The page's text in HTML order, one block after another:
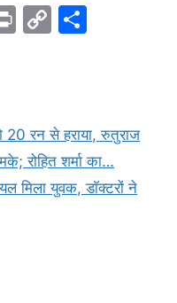
Pr C
Li
n
k
रन से हराया, रुतुराज
रोहित शर्मा का…
मिला युवक, डाॅक्टरों ने